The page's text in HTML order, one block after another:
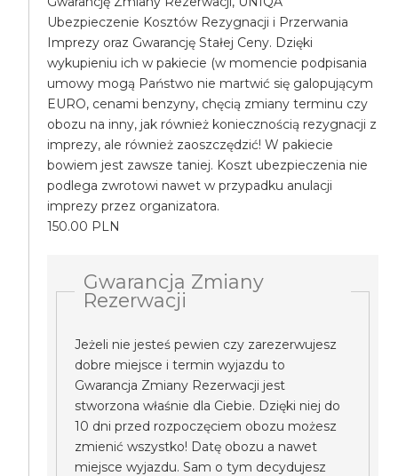
Ubezpieczenie Kosztów Rezygnacji i Przerwania
Imprezy oraz Gwarancję Stałej Ceny. Dzięki
wykupieniu ich w pakiecie (w momencie podpisania
umowy mogą Państwo nie martwić się galopującym
EURO, cenami benzyny, chęcią zmiany terminu czy
obozu na inny, jak również koniecznością rezygnacji z
imprezy, ale również zaoszczędzić! W pakiecie
bowiem jest zawsze taniej. Koszt ubezpieczenia nie
podlega zwrotowi nawet w przypadku anulacji
imprezy przez organizatora.
150.00 PLN
Gwarancja Zmiany
Rezerwacji
Jeżeli nie jesteś pewien czy zarezerwujesz
dobre miejsce i termin wyjazdu to
Gwarancja Zmiany Rezerwacji jest
stworzona właśnie dla Ciebie. Dzięki niej do
10 dni przed rozpoczęciem obozu możesz
zmienić wszystko! Datę obozu a nawet
miejsce wyjazdu. Sam o tym decydujesz